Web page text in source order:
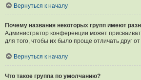
Вернуться к началу
Почему названия некоторых групп имеют
Администратор конференции может
для того, чтобы их было проще отличать друг от
Вернуться к началу
Что такое группа по умолчанию?